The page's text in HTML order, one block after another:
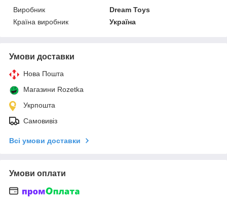
Виробник
Dream Toys
Країна виробник
Україна
Умови доставки
Нова Пошта
Магазини Rozetka
Укрпошта
Самовивіз
Всі умови доставки
Умови оплати